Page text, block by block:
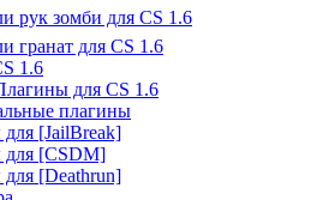
рук зомби для CS 1.6
гранат для CS 1.6
1.6
для CS 1.6
плагины
[JailBreak]
[CSDM]
[Deathrun]